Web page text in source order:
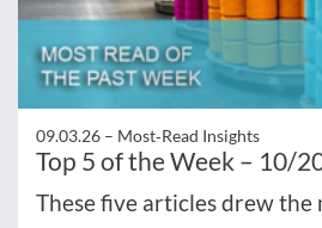
09.03.26 – Most‑Read Insights
Top 5 of the Week – 10/
These five articles drew